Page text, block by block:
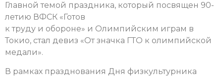
Главной темой праздника, который посвящен 90-
летию ВФСК «Готов
к труду и обороне» и Олимпийским играм в
Токио, стал девиз «От значка ГТО к олимпийской
медали».
В рамках празднования Дня физкультурника